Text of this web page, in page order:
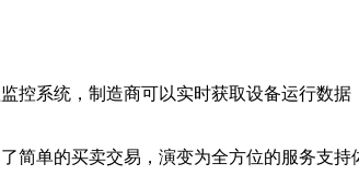
系统，制造商可以实时获取设备运行数
简单的买卖交易，演变为全方位的服务支持